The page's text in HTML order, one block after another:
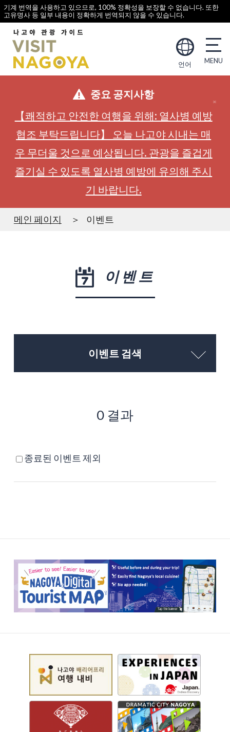
기계 번역을 사용하고 있으므로, 100% 정확성을 보장할 수 없습니다. 또한
고유명사 등 일부 내용이 정확하게 번역되지 않을 수 있습니다.
언어
중요 공지사항
【쾌적하고 안전한 여행을 위해: 열사병 예방
협조 부탁드립니다】 오늘 나고야 시내는 매
우 무더울 것으로 예상됩니다. 관광을 즐겁게
즐기실 수 있도록 열사병 예방에 유의해 주시
기 바랍니다.
메인 페이지 이벤트
이벤트
이벤트 검색
0 결과
종료된 이벤트 제외